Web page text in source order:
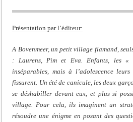
Présentation par l’éditeur:
A Bovenmeer, un petit village flamand,
: Laurens, Pim et Eva. Enfants, les «
inséparables, mais à l’adolescence
fissurent. Un été de canicule, les deux
se déshabiller devant eux, et plus si
village. Pour cela, ils imaginent un
résoudre une énigme en posant des